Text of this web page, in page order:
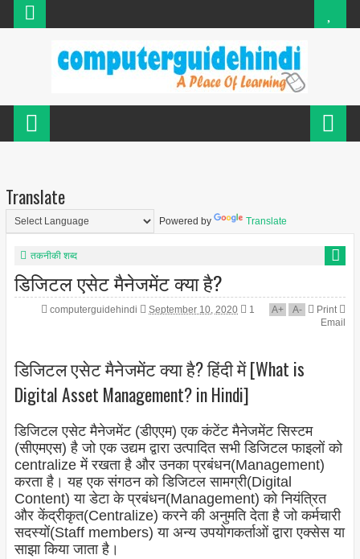
Translate
Powered by Translate
तकनीकी शब्द
डिजिटल एसेट मैनेजमेंट क्या है?
computerguidehindi September 10, 2020 1 A+ A-
Print
Email
डिजिटल एसेट मैनेजमेंट क्या है? हिंदी में [What is
Digital Asset Management? in Hindi]
डिजिटल एसेट मैनेजमेंट (डीएएम) एक कंटेंट मैनेजमेंट सिस्टम
(सीएमएस) है जो एक उद्यम द्वारा उत्पादित सभी डिजिटल फाइलों को
centralize में रखता है और उनका प्रबंधन(Management)
करता है। यह एक संगठन को डिजिटल सामग्री(Digital
Content) या डेटा के प्रबंधन(Management) को नियंत्रित
और केंद्रीकृत(Centralize) करने की अनुमति देता है जो कर्मचारी
सदस्यों(Staff members) या अन्य उपयोगकर्ताओं द्वारा एक्सेस या
साझा किया जाता है।